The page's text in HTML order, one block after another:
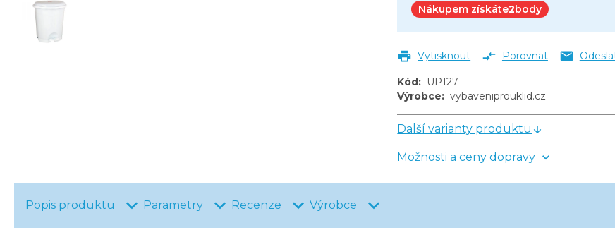
Nákupem získáte2body
Vytisknout Porovnat
Kód: UP127
Výrobce: vybaveniprouklid.cz
Další varianty produktu
Možnosti a ceny dopravy
Popis produktu Parametry Recenze Výrobce